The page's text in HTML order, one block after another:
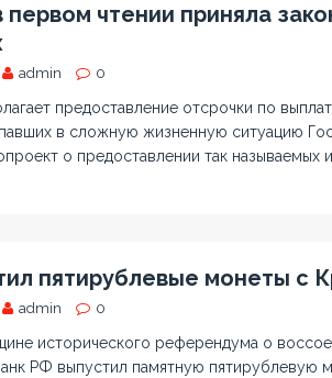
первом чтении приняла
admin 0
предоставление отсрочки по
в сложную жизненную ситуацию
о предоставлении так называемых
пятирублевые монеты с
admin 0
исторического референдума о
РФ выпустил памятную пятирублевую